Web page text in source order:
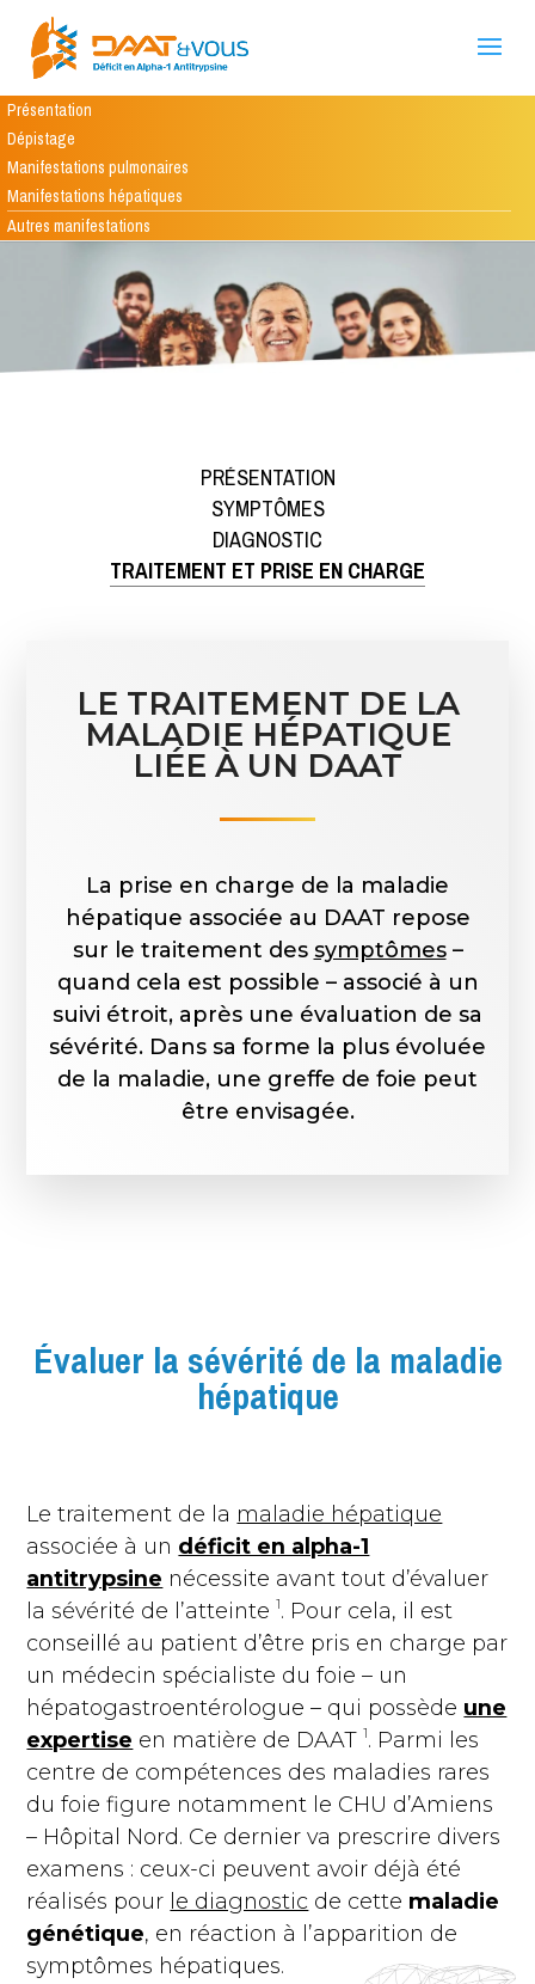
Présentation
Dépistage
Manifestations pulmonaires
Manifestations hépatiques
Autres manifestations
PRÉSENTATION
SYMPTÔMES
DIAGNOSTIC
TRAITEMENT ET PRISE EN CHARGE
LE TRAITEMENT DE LA
MALADIE HÉPATIQUE
LIÉE À UN DAAT
La prise en charge de la maladie
hépatique associée au DAAT repose
sur le traitement des symptômes–
quand cela est possible – associé à un
suivi étroit, après une évaluation de sa
sévérité. Dans sa forme la plus évoluée
de la maladie, une greffe de foie peut
être envisagée.
Évaluer la sévérité de la maladie
hépatique
Le traitement de la maladie hépatique
associée à un déficit en alpha-1
antitrypsine nécessite avant tout d’évaluer
la sévérité de l’atteinte 1. Pour cela, il est
conseillé au patient d’être pris en charge par
un médecin spécialiste du foie – un
hépatogastroentérologue – qui possède une
expertise en matière de DAAT 1. Parmi les
centre de compétences des maladies rares
du foie figure notamment le CHU d’Amiens
– Hôpital Nord. Ce dernier va prescrire divers
examens : ceux-ci peuvent avoir déjà été
réalisés pour le diagnostic de cette maladie
génétique, en réaction à l’apparition de
symptômes hépatiques.